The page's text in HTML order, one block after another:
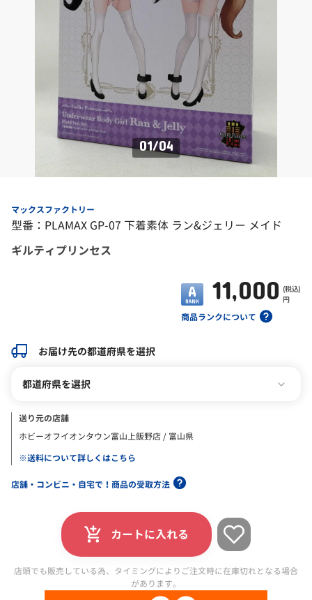
01/04
マックスファクトリー
型番：PLAMAX GP-07 下着素体 ラン&ジェリー メイド
ギルティプリンセス
商品ランクについて
11,000 (税込)
円
お届け先の都道府県を選択
都道府県を選択
送り元の店舗
ホビーオフイオンタウン富山上飯野店 / 富山県
※送料について詳しくはこちら
店舗・コンビニ・自宅で！商品の受取方法
カートに入れる
店頭でも販売している為、タイミングによりご注文時に在庫切れとなる場合
があります。